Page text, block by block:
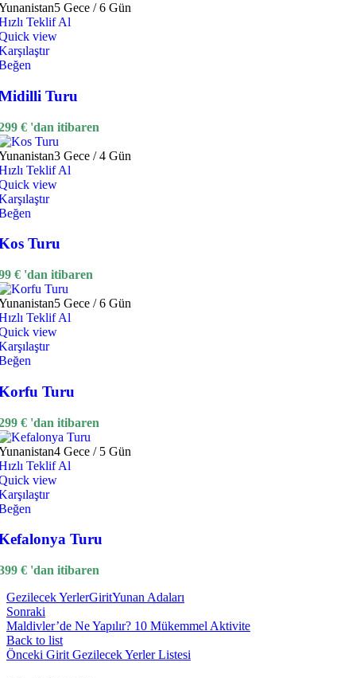
5 Gece / 6 Gün
Teklif Al
view
Turu
€ 'dan itibaren
3 Gece / 4 Gün
Teklif Al
view
Turu
€ 'dan itibaren
5 Gece / 6 Gün
Teklif Al
view
Turu
€ 'dan itibaren
4 Gece / 5 Gün
Teklif Al
view
Turu
€ 'dan itibaren
Gezilecek YerlerGiritYunan Adaları
Sonraki
Maldivler’de Ne Yapılır? 10 Mükemmel Aktivite
Back to list
Önceki Girit Gezilecek Yerler Listesi